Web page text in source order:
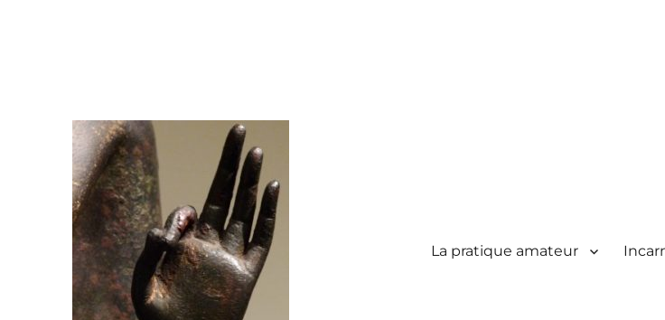
La pratique amateur